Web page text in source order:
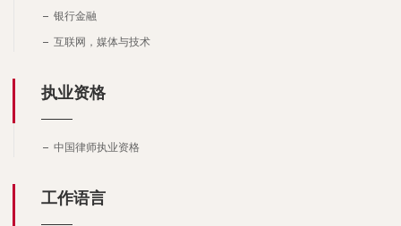
银行金融
互联网，媒体与技术
执业资格
中国律师执业资格
工作语言